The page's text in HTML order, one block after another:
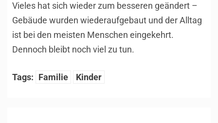
Vieles hat sich wieder zum besseren geändert –
Gebäude wurden wiederaufgebaut und der Alltag
ist bei den meisten Menschen eingekehrt.
Dennoch bleibt noch viel zu tun.
Tags: Familie Kinder